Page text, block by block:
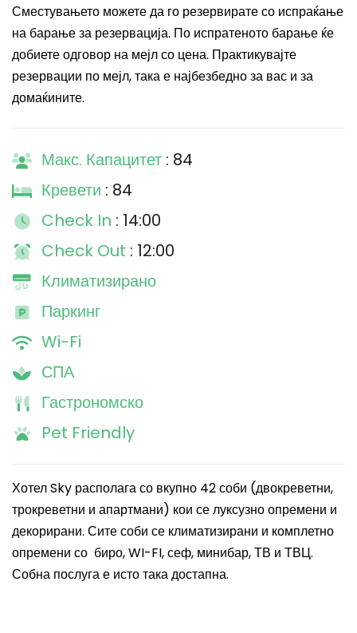
Сместувањето можете да го резервирате со испраќање
на барање за резервација. По испратеното барање ќе
добиете одговор на мејл со цена. Практикувајте
резервации по мејл, така е најбезбедно за вас и за
домаќините.
Макс. Капацитет : 84
Кревети : 84
Check In : 14:00
Check Out : 12:00
Климатизирано
Паркинг
Wi-Fi
СПА
Гастрономско
Pet Friendly
Хотел Sky располага со вкупно 42 соби (двокреветни,
трокреветни и апартмани) кои се луксузно опремени и
декорирани. Сите соби се климатизирани и комплетно
опремени со биро, WI-FI, сеф, минибар, ТВ и ТВЦ.
Собна послуга е исто така достапна.